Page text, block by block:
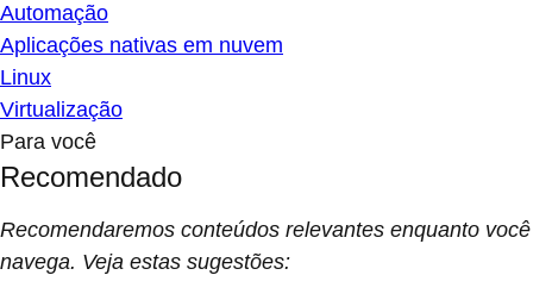
Automação
Aplicações nativas em nuvem
Linux
Virtualização
Para você
Recomendado
Recomendaremos conteúdos relevantes enquanto você
navega. Veja estas sugestões: